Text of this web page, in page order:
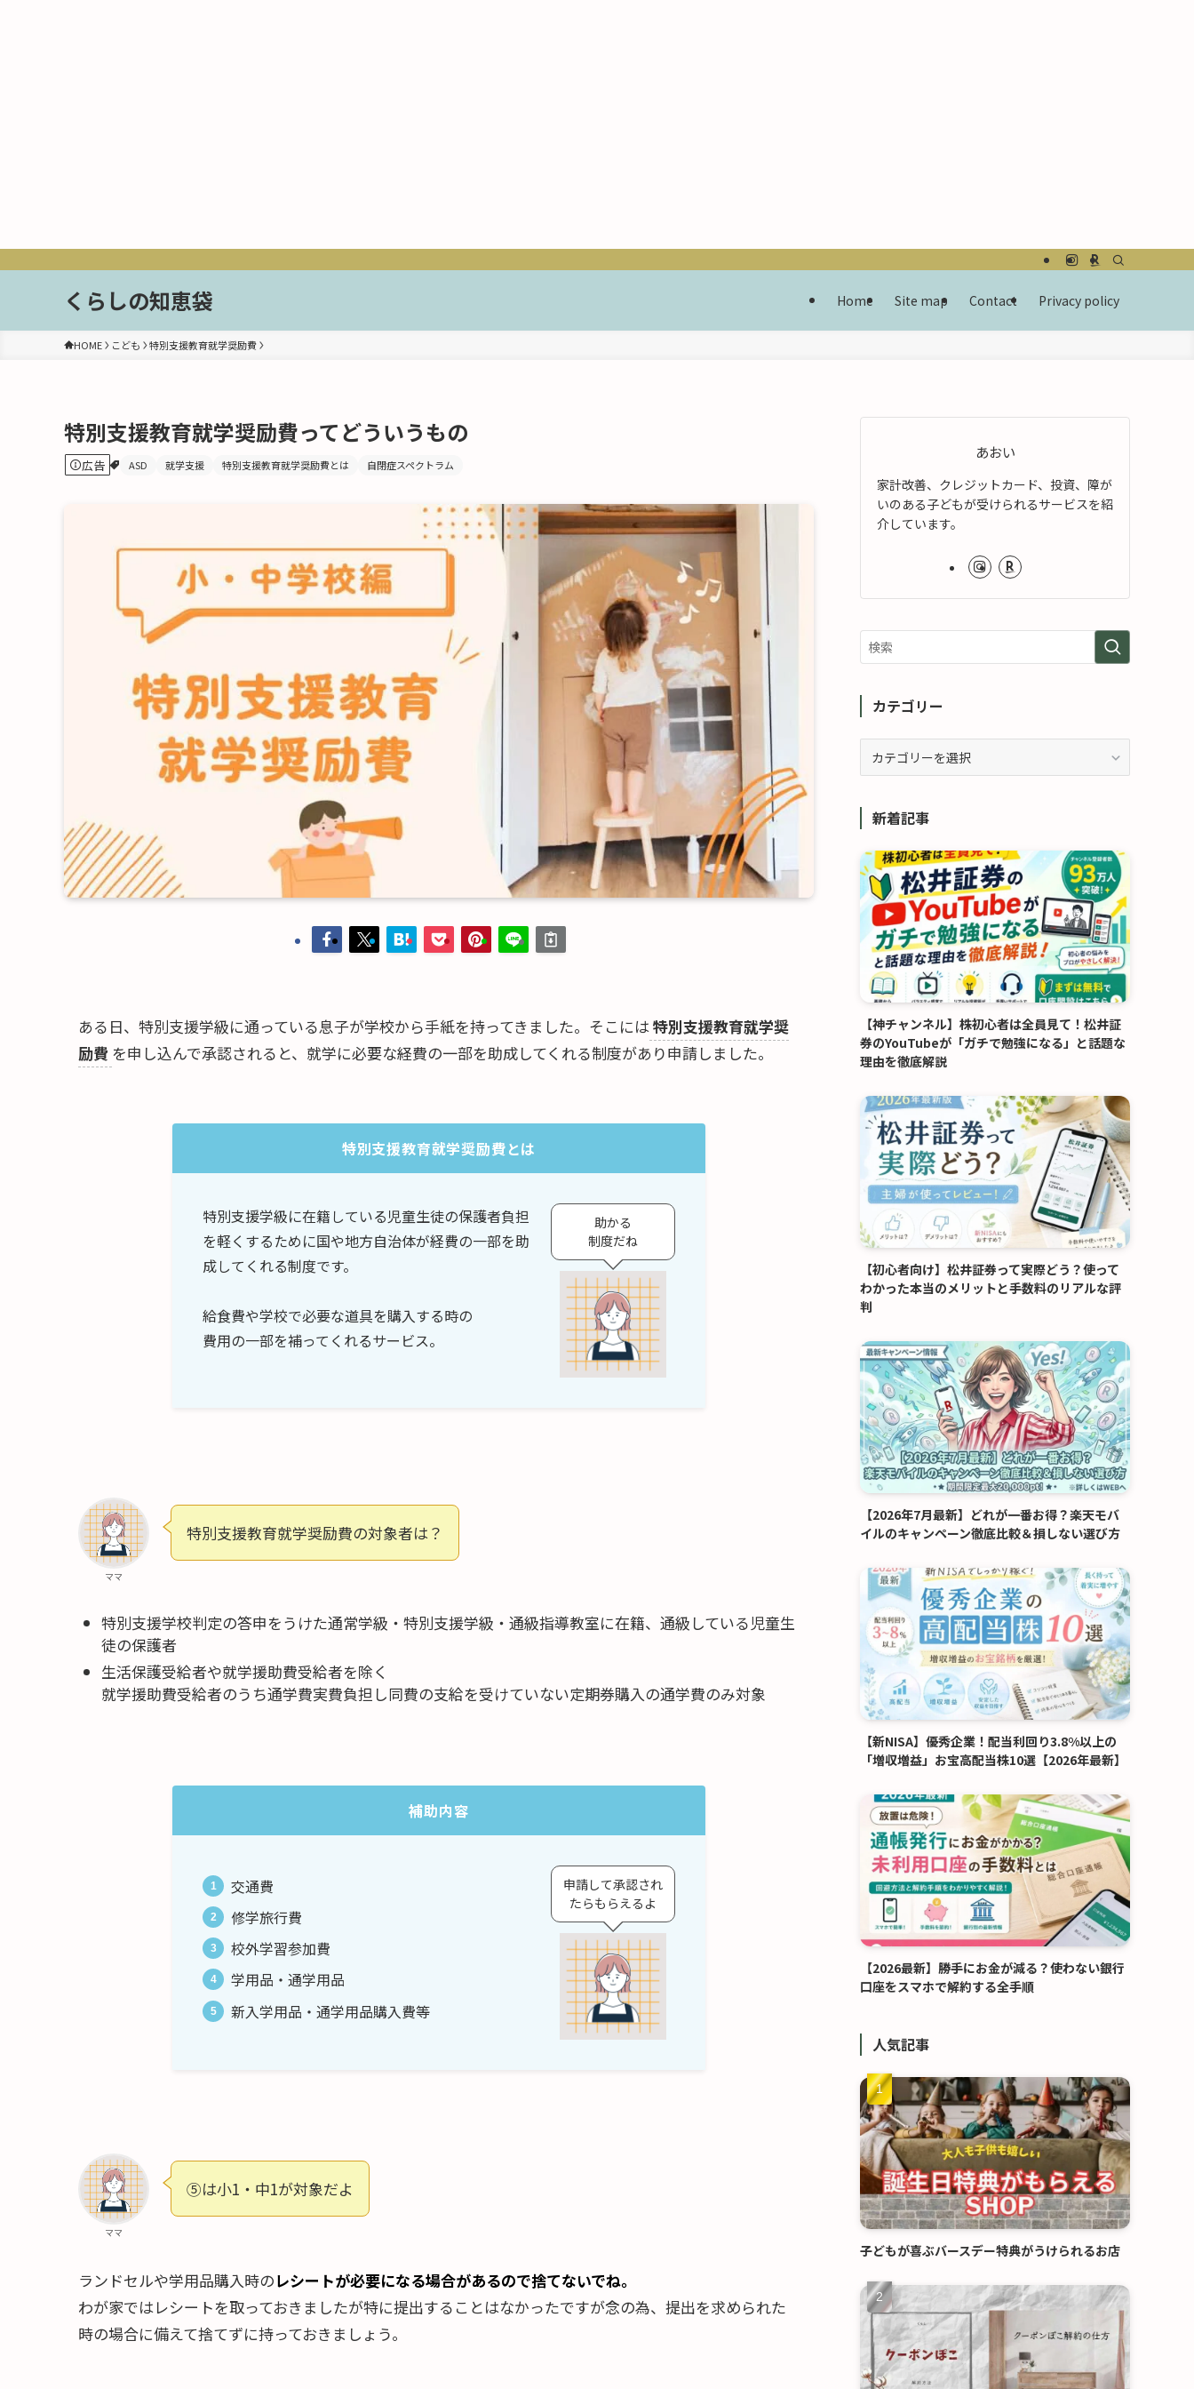
くらしの知恵袋 Home Site map Contact Privacy policy
HOME こども 特別支援教育就学奨励費
特別支援教育就学奨励費ってどういうもの
広告 ASD 就学支援 特別支援教育就学奨励費とは 自閉症スペクトラム
ある日、特別支援学級に通っている息子が学校から手紙を持ってきました。そこには特別支援教育就学奨
励費 を申し込んで承認されると、就学に必要な経費の一部を助成してくれる制度があり申請しました。
特別支援教育就学奨励費とは
特別支援学級に在籍している児童生徒の保護者負担
を軽くするために国や地方自治体が経費の一部を助
成してくれる制度です。
給食費や学校で必要な道具を購入する時の
費用の一部を補ってくれるサービス。
助かる
制度だね
ママ
特別支援教育就学奨励費の対象者は？
特別支援学校判定の答申をうけた通常学級・特別支援学級・通級指導教室に在籍、通級している児童生
徒の保護者
生活保護受給者や就学援助費受給者を除く
就学援助費受給者のうち通学費実費負担し同費の支給を受けていない定期券購入の通学費のみ対象
補助内容
交通費
修学旅行費
校外学習参加費
学用品・通学用品
新入学用品・通学用品購入費等
申請して承認され
たらもらえるよ
ママ
⑤は小1・中1が対象だよ
ランドセルや学用品購入時のレシートが必要になる場合があるので捨てないでね。
わが家ではレシートを取っておきましたが特に提出することはなかったですが念の為、提出を求められた
時の場合に備えて捨てずに持っておきましょう。
あおい
家計改善、クレジットカード、投資、障が
いのある子どもが受けられるサービスを紹
介しています。
カテゴリー
リ
ー 新着記事
【神チャンネル】株初心者は全員見て！松井証
券のYouTubeが「ガチで勉強になる」と話題な
理由を徹底解説
【初心者向け】松井証券って実際どう？使って
わかった本当のメリットと手数料のリアルな評
判
【2026年7月最新】どれが一番お得？楽天モバ
イルのキャンペーン徹底比較＆損しない選び方
【新NISA】優秀企業！配当利回り3.8%以上の
「増収増益」お宝高配当株10選【2026年最新】
【2026最新】勝手にお金が減る？使わない銀行
口座をスマホで解約する全手順
人気記事
子どもが喜ぶバースデー特典がうけられるお店